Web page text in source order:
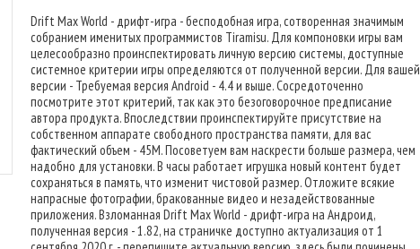
Drift Max World - дрифт-игра - бесподобная игра, сотворенная значимым
собранием именитых программистов Tiramisu. Для компоновки игры вам
целесообразно проинспектировать личную версию системы, доступные
системное критерии игры определяются от полученной версии. Для вашей
версии - Требуемая версия Android - 4.4 и выше. Сосредоточенно
посмотрите этот критерий, так как это безоговорочное предписание
автора продукта. Впоследствии проинспектируйте присутствие на
собственном аппарате свободного пространства памяти, для вас
фактический объем - 45M. Посоветуем вам наскрести больше размера, чем
надобно для установки. В часы работает игрушка новый контент будет
сохраняться в память, что изменит чистовой размер. Отложите всякие
напрасные фотографии, бракованные видео и незадействованные
приложения. Взломанная Drift Max World - дрифт-игра на Андроид,
полученная версия - 1.82, на страничке доступно актуализация от 1